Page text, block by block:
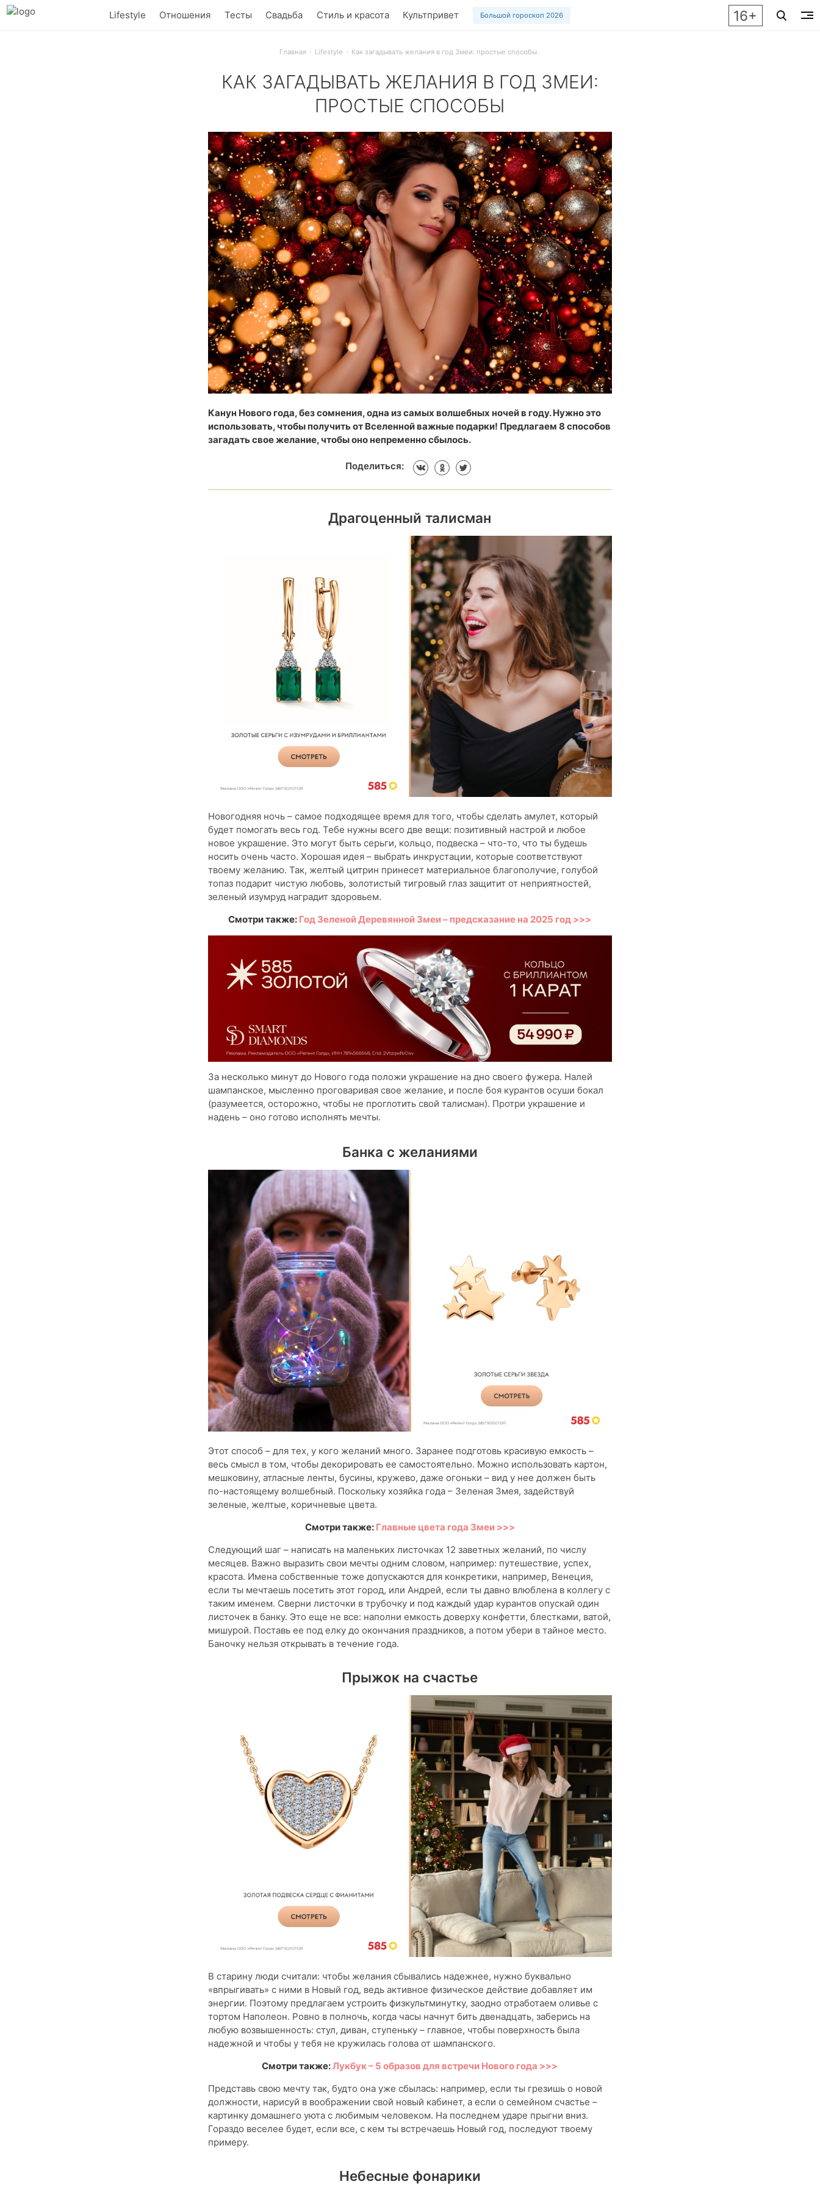
Lifestyle Отношения Тесты Свадьба Стиль и красота Культпривет Большой гороскоп 2026 16+
Главная Lifestyle Как загадывать желания в год Змеи: простые способы
КАК ЗАГАДЫВАТЬ ЖЕЛАНИЯ В ГОД ЗМЕИ:
ПРОСТЫЕ СПОСОБЫ
«Говорят, под Новый год что ни пожелается, все всегда произойдет, все всегда сбывается» – особенно если мечтать правильно!
Канун Нового года, без сомнения, одна из самых волшебных ночей в году. Нужно это
использовать, чтобы получить от Вселенной важные подарки! Предлагаем 8 способов
загадать свое желание, чтобы оно непременно сбылось.
Поделиться:
Драгоценный талисман
Новогодняя ночь – самое подходящее время для того, чтобы сделать амулет, который
будет помогать весь год. Тебе нужны всего две вещи: позитивный настрой и любое
новое украшение. Это могут быть серьги, кольцо, подвеска – что-то, что ты будешь
носить очень часто. Хорошая идея – выбрать инкрустации, которые соответствуют
твоему желанию. Так, желтый цитрин принесет материальное благополучие, голубой
топаз подарит чистую любовь, золотистый тигровый глаз защитит от неприятностей,
зеленый изумруд наградит здоровьем.
Смотри также: Год Зеленой Деревянной Змеи – предсказание на 2025 год >>>
За несколько минут до Нового года положи украшение на дно своего фужера. Налей
шампанское, мысленно проговаривая свое желание, и после боя курантов осуши бокал
(разумеется, осторожно, чтобы не проглотить свой талисман). Протри украшение и
надень – оно готово исполнять мечты.
Банка с желаниями
Этот способ – для тех, у кого желаний много. Заранее подготовь красивую емкость –
весь смысл в том, чтобы декорировать ее самостоятельно. Можно использовать картон,
мешковину, атласные ленты, бусины, кружево, даже огоньки – вид у нее должен быть
по-настоящему волшебный. Поскольку хозяйка года – Зеленая Змея, задействуй
зеленые, желтые, коричневые цвета.
Смотри также: Главные цвета года Змеи >>>
Следующий шаг – написать на маленьких листочках 12 заветных желаний, по числу
месяцев. Важно выразить свои мечты одним словом, например: путешествие, успех,
красота. Имена собственные тоже допускаются для конкретики, например, Венеция,
если ты мечтаешь посетить этот город, или Андрей, если ты давно влюблена в коллегу с
таким именем. Сверни листочки в трубочку и под каждый удар курантов опускай один
листочек в банку. Это еще не все: наполни емкость доверху конфетти, блестками, ватой,
мишурой. Поставь ее под елку до окончания праздников, а потом убери в тайное место.
Баночку нельзя открывать в течение года.
Прыжок на счастье
В старину люди считали: чтобы желания сбывались надежнее, нужно буквально
«впрыгивать» с ними в Новый год, ведь активное физическое действие добавляет им
энергии. Поэтому предлагаем устроить физкультминутку, заодно отработаем оливье с
тортом Наполеон. Ровно в полночь, когда часы начнут бить двенадцать, заберись на
любую возвышенность: стул, диван, ступеньку – главное, чтобы поверхность была
надежной и чтобы у тебя не кружилась голова от шампанского.
Смотри также:Лукбук – 5 образов для встречи Нового года >>>
Представь свою мечту так, будто она уже сбылась: например, если ты грезишь о новой
должности, нарисуй в воображении свой новый кабинет, а если о семейном счастье –
картинку домашнего уюта с любимым человеком. На последнем ударе прыгни вниз.
Гораздо веселее будет, если все, с кем ты встречаешь Новый год, последуют твоему
примеру.
Небесные фонарики